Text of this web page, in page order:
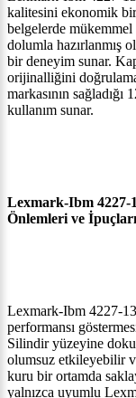
kalitesini ekonomik
belgelerde mükemmel
dolumla hazırlanmış
bir deneyim sunar.
orijinalliğini
markasının
kullanım sunar.
Lexmark-Ibm 4227-
Önlemleri ve İpuçları
Lexmark-Ibm 4227-
performansı
Silindir yüzeyine
olumsuz etkileyebilir
kuru bir ortamda
yalnızca uyumlu